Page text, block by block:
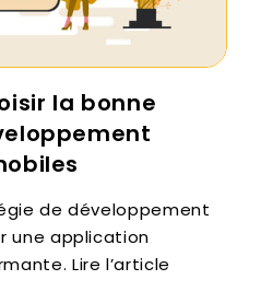
la bonne
de développement
une application
Lire l’article